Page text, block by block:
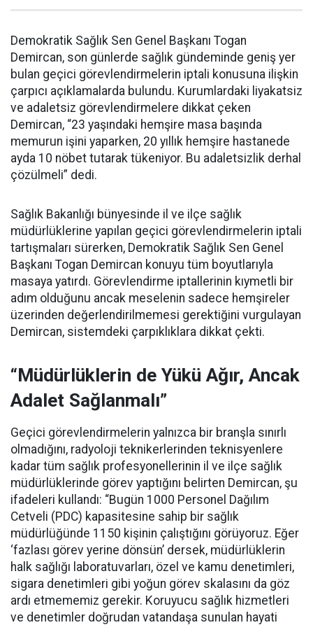
Demokratik Sağlık Sen Genel Başkanı Togan
Demircan, son günlerde sağlık gündeminde geniş yer
bulan geçici görevlendirmelerin iptali konusuna ilişkin
çarpıcı açıklamalarda bulundu. Kurumlardaki liyakatsiz
ve adaletsiz görevlendirmelere dikkat çeken
Demircan, “23 yaşındaki hemşire masa başında
memurun işini yaparken, 20 yıllık hemşire hastanede
ayda 10 nöbet tutarak tükeniyor. Bu adaletsizlik derhal
çözülmeli” dedi.
Sağlık Bakanlığı bünyesinde il ve ilçe sağlık
müdürlüklerine yapılan geçici görevlendirmelerin iptali
tartışmaları sürerken, Demokratik Sağlık Sen Genel
Başkanı Togan Demircan konuyu tüm boyutlarıyla
masaya yatırdı. Görevlendirme iptallerinin kıymetli bir
adım olduğunu ancak meselenin sadece hemşireler
üzerinden değerlendirilmemesi gerektiğini vurgulayan
Demircan, sistemdeki çarpıklıklara dikkat çekti.
“Müdürlüklerin de Yükü Ağır, Ancak
Adalet Sağlanmalı”
Geçici görevlendirmelerin yalnızca bir branşla sınırlı
olmadığını, radyoloji teknikerlerinden teknisyenlere
kadar tüm sağlık profesyonellerinin il ve ilçe sağlık
müdürlüklerinde görev yaptığını belirten Demircan, şu
ifadeleri kullandı: “Bugün 1000 Personel Dağılım
Cetveli (PDC) kapasitesine sahip bir sağlık
müdürlüğünde 1150 kişinin çalıştığını görüyoruz. Eğer
‘fazlası görev yerine dönsün’ dersek, müdürlüklerin
halk sağlığı laboratuvarları, özel ve kamu denetimleri,
sigara denetimleri gibi yoğun görev skalasını da göz
ardı etmememiz gerekir. Koruyucu sağlık hizmetleri
ve denetimler doğrudan vatandaşa sunulan hayati